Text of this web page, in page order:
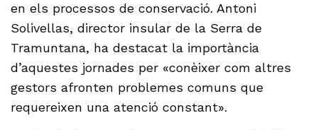
en els processos de conservació. Antoni
Solivellas, director insular de la Serra de
Tramuntana, ha destacat la importància
d’aquestes jornades per «conèixer com altres
gestors afronten problemes comuns que
requereixen una atenció constant».